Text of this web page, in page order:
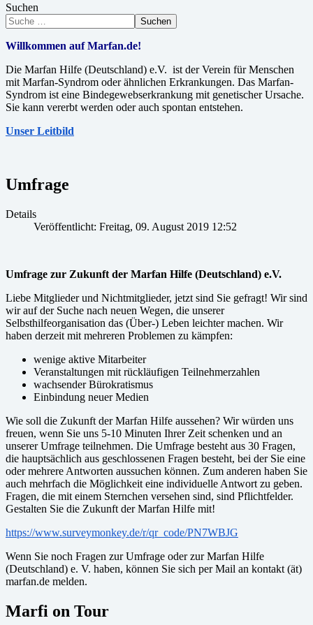
Suchen
Suchen
Willkommen auf Marfan.de!
Die Marfan Hilfe (Deutschland) e.V. ist der Verein für Menschen
mit Marfan-Syndrom oder ähnlichen Erkrankungen. Das Marfan-
Syndrom ist eine Bindegewebserkrankung mit genetischer Ursache.
Sie kann vererbt werden oder auch spontan entstehen.
Unser Leitbild
Umfrage
Details
Veröffentlicht: Freitag, 09. August 2019 12:52
Umfrage zur Zukunft der Marfan Hilfe (Deutschland) e.V.
Liebe Mitglieder und Nichtmitglieder, jetzt sind Sie gefragt! Wir sind
wir auf der Suche nach neuen Wegen, die unserer
Selbsthilfeorganisation das (Über-) Leben leichter machen. Wir
haben derzeit mit mehreren Problemen zu kämpfen:
wenige aktive Mitarbeiter
Veranstaltungen mit rückläufigen Teilnehmerzahlen
wachsender Bürokratismus
Einbindung neuer Medien
Wie soll die Zukunft der Marfan Hilfe aussehen? Wir würden uns
freuen, wenn Sie uns 5-10 Minuten Ihrer Zeit schenken und an
unserer Umfrage teilnehmen. Die Umfrage besteht aus 30 Fragen,
die hauptsächlich aus geschlossenen Fragen besteht, bei der Sie eine
oder mehrere Antworten aussuchen können. Zum anderen haben Sie
auch mehrfach die Möglichkeit eine individuelle Antwort zu geben.
Fragen, die mit einem Sternchen versehen sind, sind Pflichtfelder.
Gestalten Sie die Zukunft der Marfan Hilfe mit!
https://www.surveymonkey.de/r/qr_code/PN7WBJG
Wenn Sie noch Fragen zur Umfrage oder zur Marfan Hilfe
(Deutschland) e. V. haben, können Sie sich per Mail an kontakt (ät)
marfan.de melden.
Marfi on Tour